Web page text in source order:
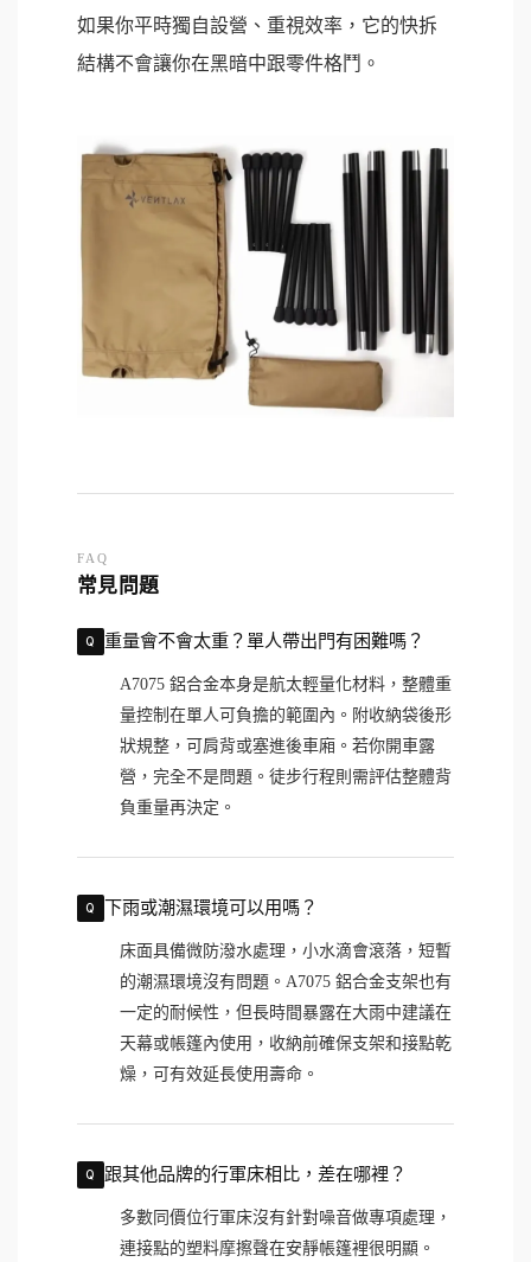
如果你平時獨自設營、重視效率，它的快拆
結構不會讓你在黑暗中跟零件格鬥。
FAQ
常見問題
重量會不會太重？單人帶出門有困難嗎？
A7075 鋁合金本身是航太輕量化材料，整體重
量控制在單人可負擔的範圍內。附收納袋後形
狀規整，可肩背或塞進後車廂。若你開車露
營，完全不是問題。徒步行程則需評估整體背
負重量再決定。
下雨或潮濕環境可以用嗎？
床面具備微防潑水處理，小水滴會滾落，短暫
的潮濕環境沒有問題。A7075 鋁合金支架也有
一定的耐候性，但長時間暴露在大雨中建議在
天幕或帳篷內使用，收納前確保支架和接點乾
燥，可有效延長使用壽命。
跟其他品牌的行軍床相比，差在哪裡？
多數同價位行軍床沒有針對噪音做專項處理，
連接點的塑料摩擦聲在安靜帳篷裡很明顯。